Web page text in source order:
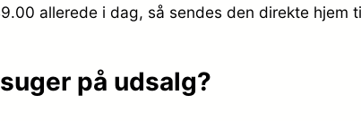
allerede i dag, så sendes den direkte hjem
på udsalg?